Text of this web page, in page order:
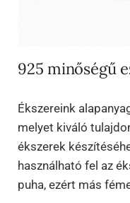
925 minőségű
Ékszereink
melyet kiváló
ékszerek
használható fel az
puha, ezért más